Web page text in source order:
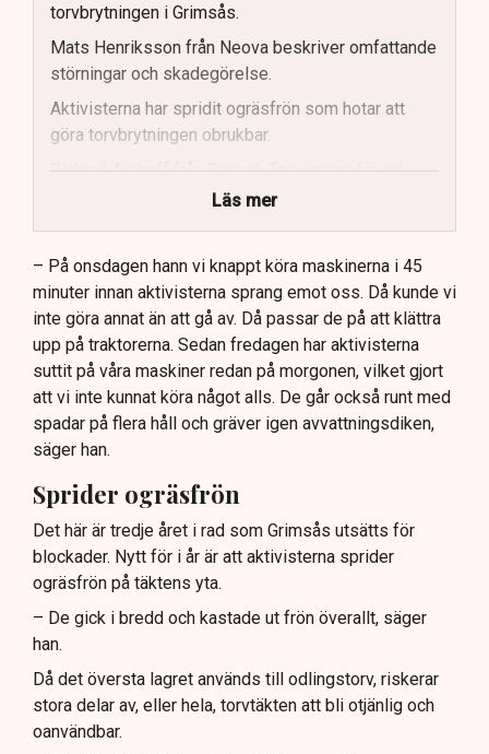
torvbrytningen i Grimsås.
Mats Henriksson från Neova beskriver omfattande
störningar och skadegörelse.
Aktivisterna har spridit ogräsfrön som hotar att
göra torvbrytningen obrukbar.
Rickard Axdorff från Svensk Torv varnar för ett
stort ekonomiskt sabotage.
Dialogpolisen på plats står maktlös inför
aktivisternas handlingar.
Frågor kvarstår om finansiering av illegal aktivism.
Läs mer
– På onsdagen hann vi knappt köra maskinerna i 45
minuter innan aktivisterna sprang emot oss. Då kunde vi
inte göra annat än att gå av. Då passar de på att klättra
upp på traktorerna. Sedan fredagen har aktivisterna
suttit på våra maskiner redan på morgonen, vilket gjort
att vi inte kunnat köra något alls. De går också runt med
spadar på flera håll och gräver igen avvattningsdiken,
säger han.
Sprider ogräsfrön
Det här är tredje året i rad som Grimsås utsätts för
blockader. Nytt för i år är att aktivisterna sprider
ogräsfrön på täktens yta.
– De gick i bredd och kastade ut frön överallt, säger
han.
Då det översta lagret används till odlingstorv, riskerar
stora delar av, eller hela, torvtäkten att bli otjänlig och
oanvändbar.